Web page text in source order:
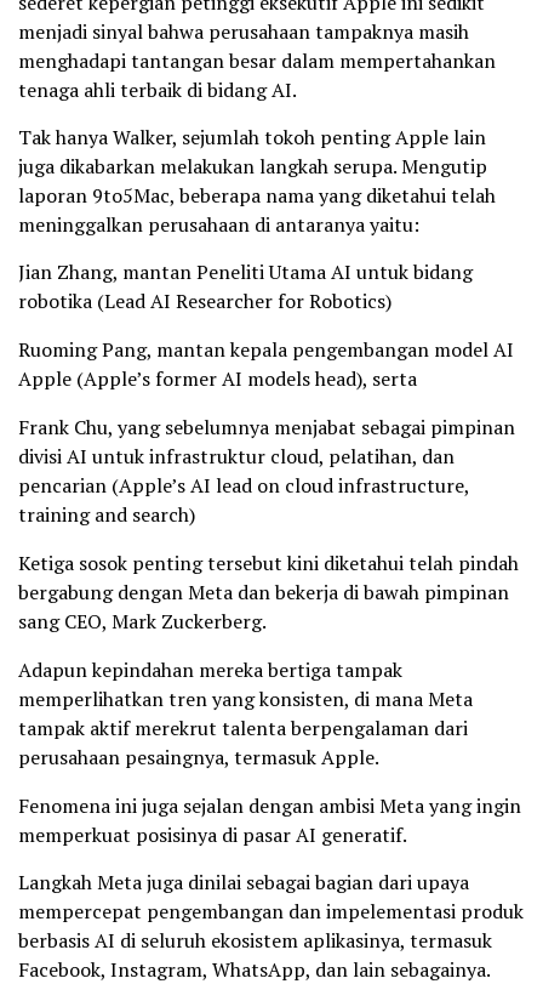
menjadi sinyal bahwa perusahaan tampaknya masih
menghadapi tantangan besar dalam mempertahankan
tenaga ahli terbaik di bidang AI.
Tak hanya Walker, sejumlah tokoh penting Apple lain
juga dikabarkan melakukan langkah serupa. Mengutip
laporan 9to5Mac, beberapa nama yang diketahui telah
meninggalkan perusahaan di antaranya yaitu:
Jian Zhang, mantan Peneliti Utama AI untuk bidang
robotika (Lead AI Researcher for Robotics)
Ruoming Pang, mantan kepala pengembangan model AI
Apple (Apple’s former AI models head), serta
Frank Chu, yang sebelumnya menjabat sebagai pimpinan
divisi AI untuk infrastruktur cloud, pelatihan, dan
pencarian (Apple’s AI lead on cloud infrastructure,
training and search)
Ketiga sosok penting tersebut kini diketahui telah pindah
bergabung dengan Meta dan bekerja di bawah pimpinan
sang CEO, Mark Zuckerberg.
Adapun kepindahan mereka bertiga tampak
memperlihatkan tren yang konsisten, di mana Meta
tampak aktif merekrut talenta berpengalaman dari
perusahaan pesaingnya, termasuk Apple.
Fenomena ini juga sejalan dengan ambisi Meta yang ingin
memperkuat posisinya di pasar AI generatif.
Langkah Meta juga dinilai sebagai bagian dari upaya
mempercepat pengembangan dan impelementasi produk
berbasis AI di seluruh ekosistem aplikasinya, termasuk
Facebook, Instagram, WhatsApp, dan lain sebagainya.